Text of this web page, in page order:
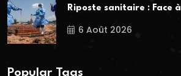
Riposte sanitaire : Face à
6 Août 2026
Popular Tags